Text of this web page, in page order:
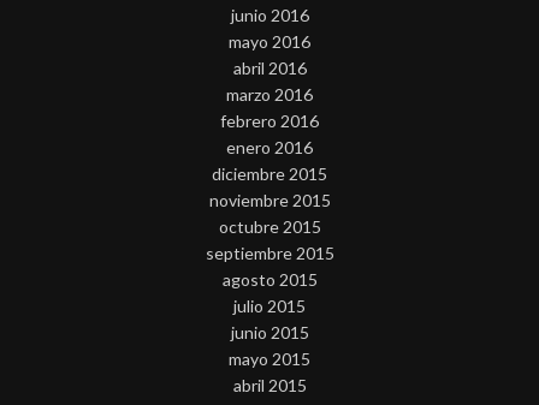
junio 2016
mayo 2016
abril 2016
marzo 2016
febrero 2016
enero 2016
diciembre 2015
noviembre 2015
octubre 2015
septiembre 2015
agosto 2015
julio 2015
junio 2015
mayo 2015
abril 2015